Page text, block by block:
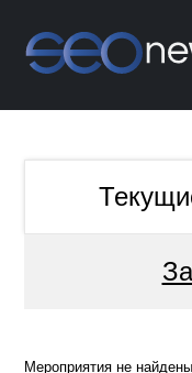
Мероприятия не